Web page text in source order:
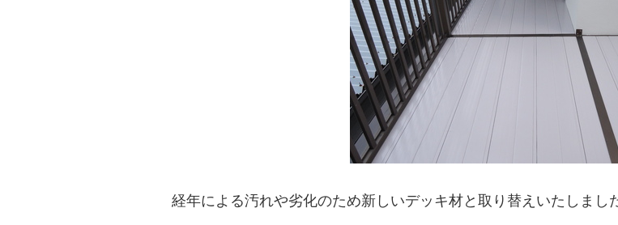
経年による汚れや劣化のため新しいデッキ材と取り替えいたしまし